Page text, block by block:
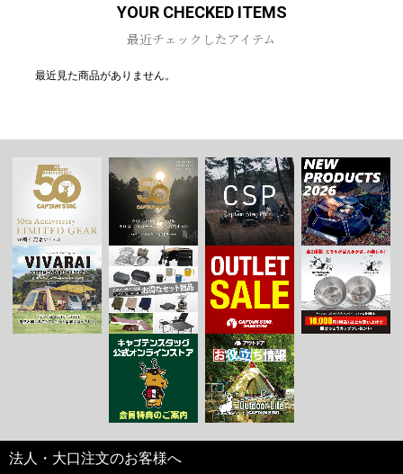
YOUR CHECKED ITEMS
最近チェックしたアイテム
最近見た商品がありません。
法人・大口注文のお客様へ